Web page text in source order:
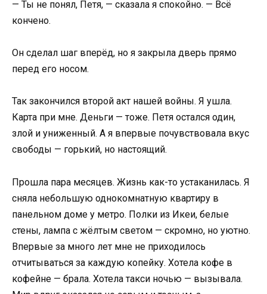
— Ты не понял, Петя, — сказала я спокойно. — Всё
кончено.
Он сделал шаг вперёд, но я закрыла дверь прямо
перед его носом.
Так закончился второй акт нашей войны. Я ушла.
Карта при мне. Деньги — тоже. Петя остался один,
злой и униженный. А я впервые почувствовала вкус
свободы — горький, но настоящий.
Прошла пара месяцев. Жизнь как-то устаканилась. Я
сняла небольшую однокомнатную квартиру в
панельном доме у метро. Полки из Икеи, белые
стены, лампа с жёлтым светом — скромно, но уютно.
Впервые за много лет мне не приходилось
отчитываться за каждую копейку. Хотела кофе в
кофейне — брала. Хотела такси ночью — вызывала.